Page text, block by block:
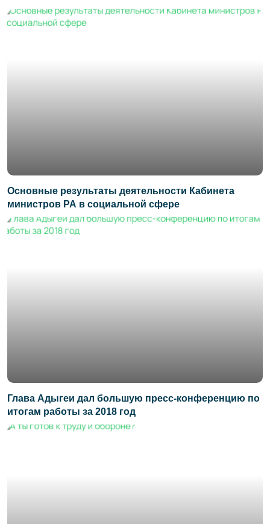
Основные результаты деятельности Кабинета
министров РА в социальной сфере
Глава Адыгеи дал большую пресс-конференцию по
итогам работы за 2018 год